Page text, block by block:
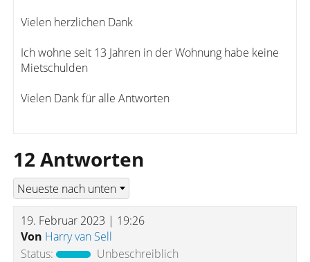
Vielen herzlichen Dank
Ich wohne seit 13 Jahren in der Wohnung habe keine
Mietschulden
Vielen Dank für alle Antworten
12 Antworten
19. Februar 2023 | 19:26
Von Harry van Sell
Status:
Unbeschreiblich